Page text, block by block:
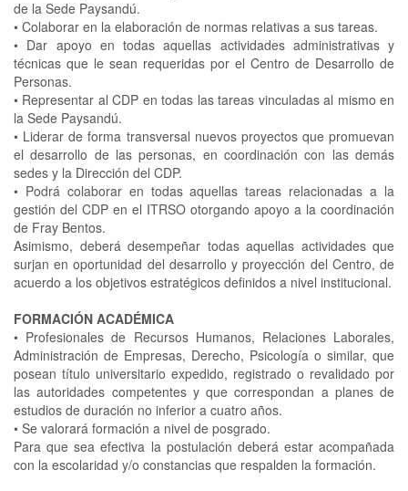
de la Sede Paysandú.
• Colaborar en la elaboración de normas relativas a sus tareas.
• Dar apoyo en todas aquellas actividades administrativas y
técnicas que le sean requeridas por el Centro de Desarrollo de
Personas.
• Representar al CDP en todas las tareas vinculadas al mismo en
la Sede Paysandú.
• Liderar de forma transversal nuevos proyectos que promuevan
el desarrollo de las personas, en coordinación con las demás
sedes y la Dirección del CDP.
• Podrá colaborar en todas aquellas tareas relacionadas a la
gestión del CDP en el ITRSO otorgando apoyo a la coordinación
de Fray Bentos.
Asimismo, deberá desempeñar todas aquellas actividades que
surjan en oportunidad del desarrollo y proyección del Centro, de
acuerdo a los objetivos estratégicos definidos a nivel institucional.
FORMACIÓN ACADÉMICA
• Profesionales de Recursos Humanos, Relaciones Laborales,
Administración de Empresas, Derecho, Psicología o similar, que
posean título universitario expedido, registrado o revalidado por
las autoridades competentes y que correspondan a planes de
estudios de duración no inferior a cuatro años.
• Se valorará formación a nivel de posgrado.
Para que sea efectiva la postulación deberá estar acompañada
con la escolaridad y/o constancias que respalden la formación.